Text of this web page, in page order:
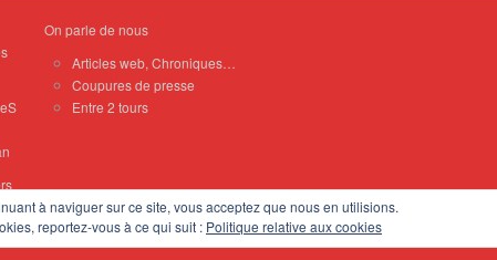
On parle de nous
Articles web, Chroniques…
Coupures de presse
Entre 2 tours
Contact
à naviguer sur ce site, vous acceptez que nous en utilisions.
reportez-vous à ce qui suit : Politique relative aux cookies